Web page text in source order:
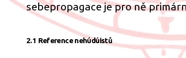
sebepropagace je pro ně
2.1 Reference nehúdúistů